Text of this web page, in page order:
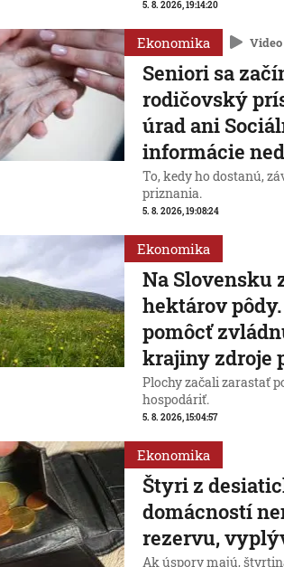
5. 8. 2026, 19:14:20
Ekonomika Video
Seniori sa
rodičovský
úrad ani
informácie
To, kedy ho dostanú,
priznania.
5. 8. 2026, 19:08:24
Ekonomika
Na Slovensku
hektárov
pomôcť
krajiny zdroje
Plochy začali zarastať
hospodáriť.
5. 8. 2026, 15:04:57
Ekonomika
Štyri z
domácností
rezervu,
Ak úspory majú,